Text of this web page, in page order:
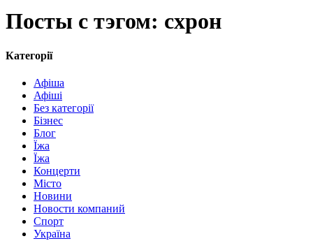
Посты с тэгом: схрон
Категорії
Афіша
Афіші
Без категорії
Бізнес
Блог
Їжа
Їжа
Концерти
Місто
Новини
Новости компаний
Спорт
Україна